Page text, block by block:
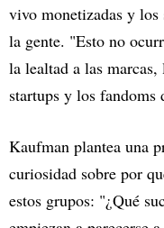
vivo monetizadas y los
la gente. "Esto no
la lealtad a las
startups y los
Kaufman plantea una
curiosidad sobre por
estos grupos: "¿Qué